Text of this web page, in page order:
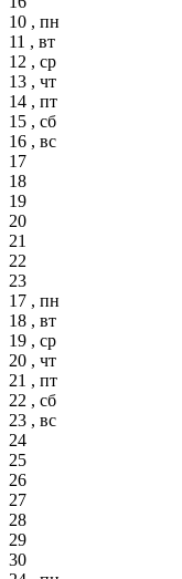
10 , пн
11 , вт
12 , ср
13 , чт
14 , пт
15 , сб
16 , вс
17
18
19
20
21
22
23
17 , пн
18 , вт
19 , ср
20 , чт
21 , пт
22 , сб
23 , вс
24
25
26
27
28
29
30